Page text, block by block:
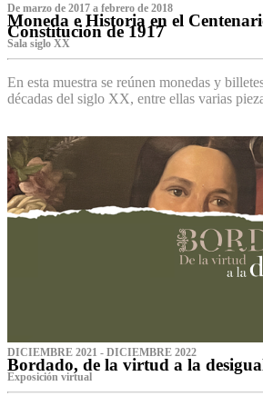
De marzo de 2017 a febrero de 2018
Moneda e Historia en el
Constitución de 1917
Sala siglo XX
En esta muestra se reúnen monedas y
décadas del siglo XX, entre ellas varias
DICIEMBRE 2021 - DICIEMBRE 2022
Bordado, de la virtud a la
Exposición virtual‌